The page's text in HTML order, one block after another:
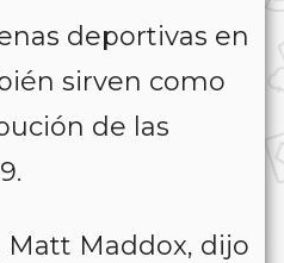
deportivas en
sirven como
de las
Matt Maddox, dijo